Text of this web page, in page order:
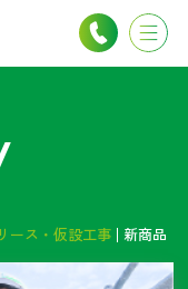
ース・仮設工事 新商品